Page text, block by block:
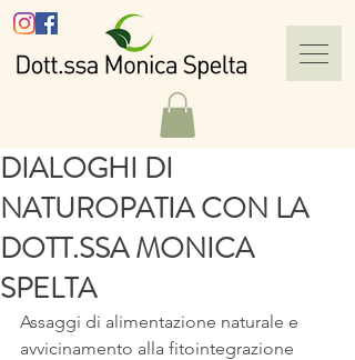
DIALOGHI DI
NATUROPATIA CON LA
DOTT.SSA MONICA
SPELTA
Assaggi di alimentazione naturale e
avvicinamento alla fitointegrazione